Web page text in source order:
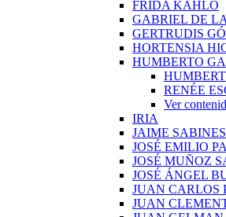
FRIDA KAHLO
GABRIEL DE
GERTRUDIS
HORTENSIA
HUMBERTO
RENÉE
Ver
IRIA
JAIME SABINES
JOSÉ EMILIO
JOSÉ MUÑOZ
JOSÉ ÁNGEL
JUAN CARLOS
JUAN